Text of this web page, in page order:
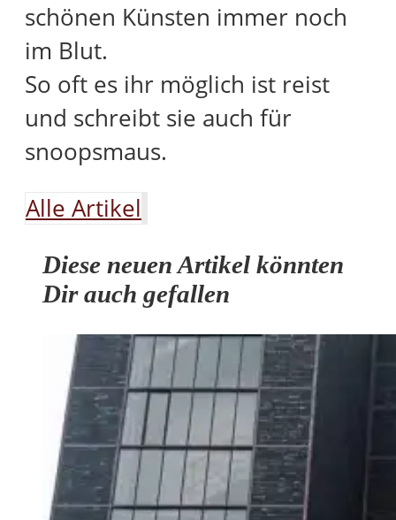
schönen Künsten immer noch
im Blut.
So oft es ihr möglich ist reist
und schreibt sie auch für
snoopsmaus.
Alle Artikel
Diese neuen Artikel könnten
Dir auch gefallen